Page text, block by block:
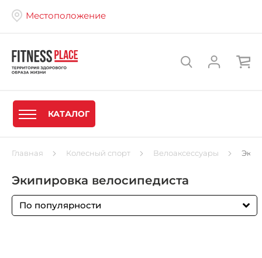
Местоположение
КАТАЛОГ
Главная Колесный спорт Велоаксессуары
Экипировка велосипедиста
По популярности